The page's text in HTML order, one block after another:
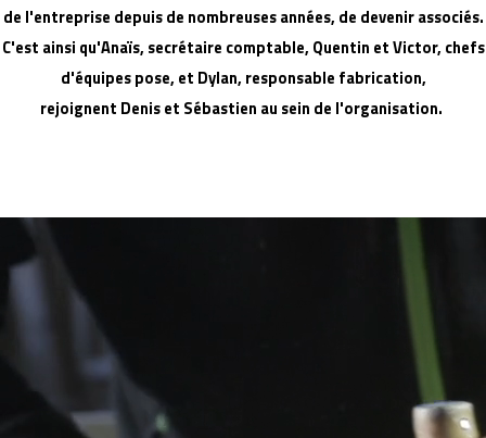
de l'entreprise depuis de nombreuses années, de devenir associés.
C'est ainsi qu'Anaïs, secrétaire comptable, Quentin et Victor, chefs
d'équipes pose, et Dylan, responsable fabrication,
rejoignent Denis et Sébastien au sein de l'organisation.